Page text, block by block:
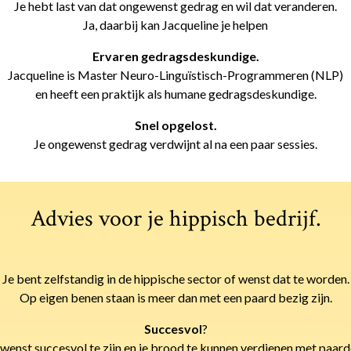
Je hebt last van dat ongewenst gedrag en wil dat veranderen.
Ja, daarbij kan Jacqueline je helpen
Ervaren gedragsdeskundige.
Jacqueline is Master Neuro-Linguïstisch-Programmeren (NLP)
en heeft een praktijk als humane gedragsdeskundige.
Snel opgelost.
Je ongewenst gedrag verdwijnt al na een paar sessies.
Advies voor je hippisch bedrijf.
Je bent zelfstandig in de hippische sector of wenst dat te worden.
Op eigen benen staan is meer dan met een paard bezig zijn.
Succesvol?
succesvol te zijn en je brood te kunnen verdienen met